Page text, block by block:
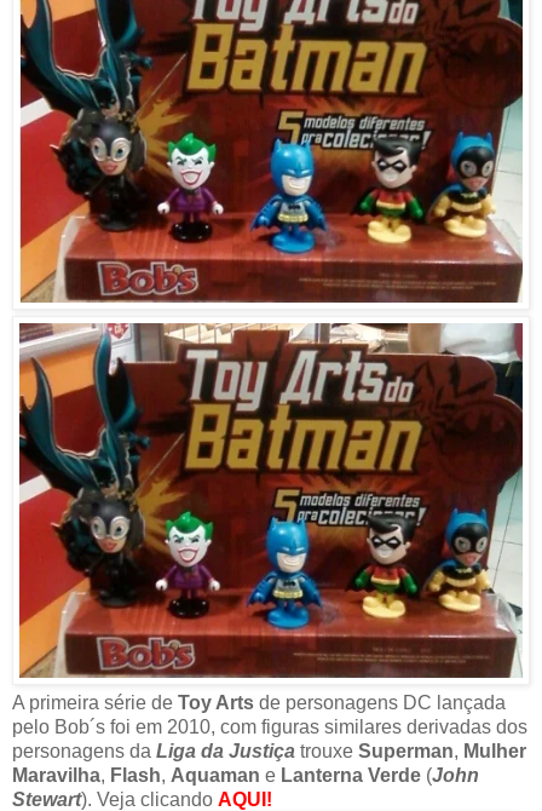
A primeira série de Toy Arts de personagens DC lançada
pelo Bob´s foi em 2010, com figuras similares derivadas dos
personagens da Liga da Justiça trouxe Superman, Mulher
Maravilha, Flash, Aquaman e Lanterna Verde (John
Stewart). Veja clicando AQUI!